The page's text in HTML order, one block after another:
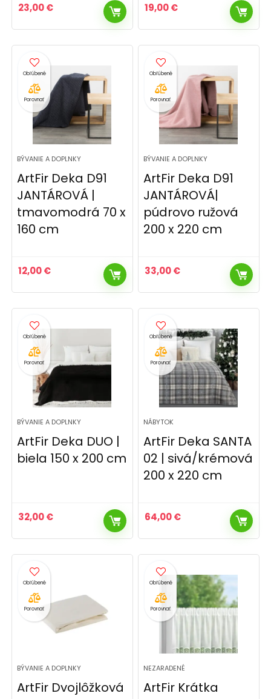
23,00€ 19,00€
Porovnať
BÝVANIE A DOPLNKY
ArtFir Deka D91
JANTÁROVÁ |
tmavomodrá 70 x
160 cm
12,00€
Porovnať
BÝVANIE A DOPLNKY
ArtFir Deka D91
JANTÁROVÁ|
púdrovo ružová
200 x 220 cm
33,00€
Porovnať
BÝVANIE A DOPLNKY
ArtFir Deka DUO |
biela 150 x 200 cm
32,00€
Porovnať
NÁBYTOK
ArtFir Deka SANTA
02 | sivá/krémová
200 x 220 cm
64,00€
Porovnať
BÝVANIE A DOPLNKY
ArtFir Dvojlôžková
Porovnať
NEZARADENÉ
ArtFir Krátka